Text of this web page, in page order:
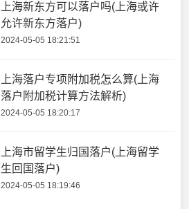
上海新东方可以落户吗(上海或许
允许新东方落户)
2024-05-05 18:21:51
上海落户专项附加税怎么算(上海
落户附加税计算方法解析)
2024-05-05 18:20:17
上海市留学生归国落户(上海留学
生回国落户)
2024-05-05 18:19:46